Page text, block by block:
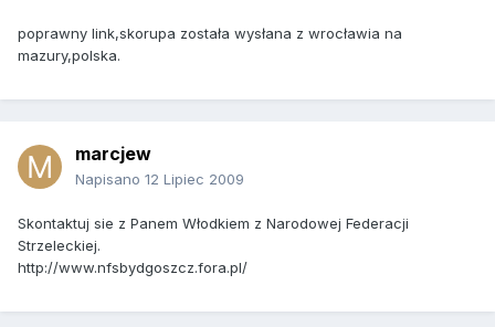
poprawny link,skorupa została wysłana z wrocławia na
mazury,polska.
marcjew
Napisano 12 Lipiec 2009
Skontaktuj sie z Panem Włodkiem z Narodowej Federacji
Strzeleckiej.
http://www.nfsbydgoszcz.fora.pl/